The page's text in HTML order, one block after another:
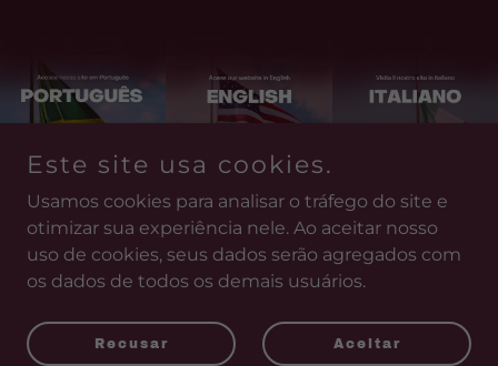
Copyright © 2026 BECSONS TRADUÇÕES E IDIOMAS –
Todos os direitos reservados.
Este site usa cookies.
Usamos cookies para analisar o tráfego do site e
otimizar sua experiência nele. Ao aceitar nosso
uso de cookies, seus dados serão agregados com
os dados de todos os demais usuários.
Recusar Aceitar